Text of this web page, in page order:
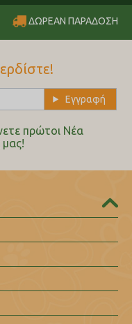
ΔΩΡΕΑΝ ΠΑΡΑΔΟΣΗ
πρώτοι Nέα